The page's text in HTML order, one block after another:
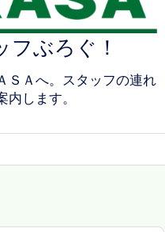
フぶろぐ！
ＳＡへ。スタッフの連れ
内します。